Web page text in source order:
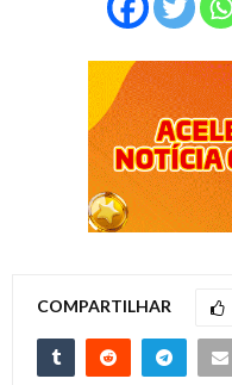
COMPARTILHAR